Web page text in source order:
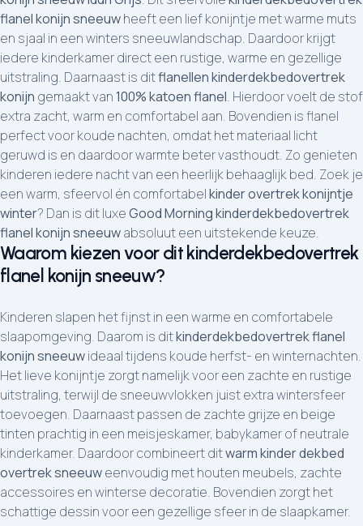
flanel konijn sneeuwheeft een lief konijntje met warme muts
en sjaal in een winters sneeuwlandschap. Daardoor krijgt
iedere kinderkamer direct een rustige, warme en gezellige
uitstraling. Daarnaast is ditflanellen kinderdekbedovertrek
konijn gemaakt van100% katoen flanel. Hierdoor voelt de stof
extra zacht, warm en comfortabel aan. Bovendien is flanel
perfect voor koude nachten, omdat het materiaal licht
geruwd is en daardoor warmte beter vasthoudt. Zo genieten
kinderen iedere nacht van een heerlijk behaaglijk bed. Zoek je
een warm, sfeervol én comfortabelkinder overtrek konijntje
winter? Dan is dit luxeGood Morning kinderdekbedovertrek
flanel konijn sneeuwabsoluut een uitstekende keuze.
Waarom kiezen voor dit kinderdekbedovertrek
flanel konijn sneeuw?
Kinderen slapen het fijnst in een warme en comfortabele
slaapomgeving. Daarom is ditkinderdekbedovertrek flanel
konijn sneeuwideaal tijdens koude herfst- en winternachten.
Het lieve konijntje zorgt namelijk voor een zachte en rustige
uitstraling, terwijl de sneeuwvlokken juist extra wintersfeer
toevoegen. Daarnaast passen de zachte grijze en beige
tinten prachtig in een meisjeskamer, babykamer of neutrale
kinderkamer. Daardoor combineert ditwarm kinder dekbed
overtrek sneeuweenvoudig met houten meubels, zachte
accessoires en winterse decoratie. Bovendien zorgt het
schattige dessin voor een gezellige sfeer in de slaapkamer.